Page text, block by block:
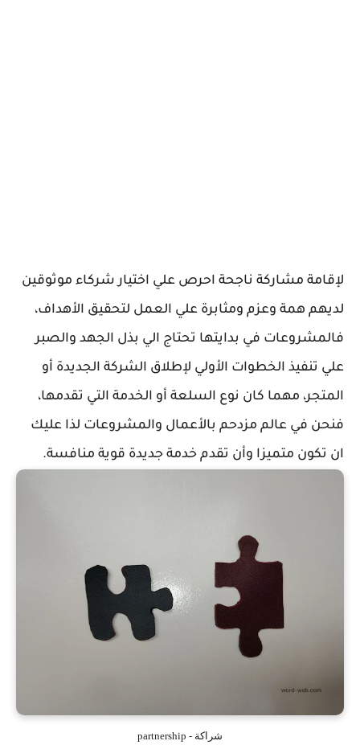
لإقامة مشاركة ناجحة احرص علي اختيار شركاء موثوقين
لديهم همة وعزم ومثابرة علي العمل لتحقيق الأهداف،
فالمشروعات في بدايتها تحتاج الي بذل الجهد والصبر
علي تنفيذ الخطوات الأولي لإطلاق الشركة الجديدة أو
المتجر، مهما كان نوع السلعة أو الخدمة التي تقدمها،
فنحن في عالم مزدحم بالأعمال والمشروعات لذا عليك
ان تكون متميزا وأن تقدم خدمة جديدة قوية منافسة.
شراكة - partnership